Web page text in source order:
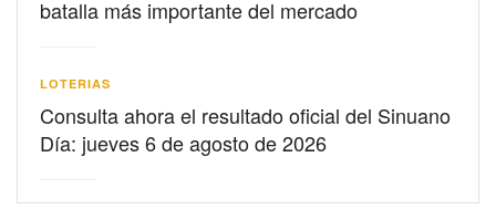
batalla más importante del mercado
LOTERIAS
Consulta ahora el resultado oficial del Sinuano
Día: jueves 6 de agosto de 2026